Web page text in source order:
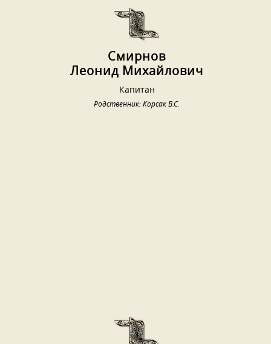
Смирнов
Леонид Михайлович
Капитан
Родственник: Корсак В.С.